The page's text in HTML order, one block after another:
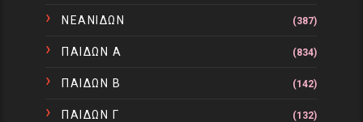
ΝΕΑΝΙΔΩΝ (387)
ΠΑΙΔΩΝ Α (834)
ΠΑΙΔΩΝ Β (142)
ΠΑΙΔΩΝ Γ (132)